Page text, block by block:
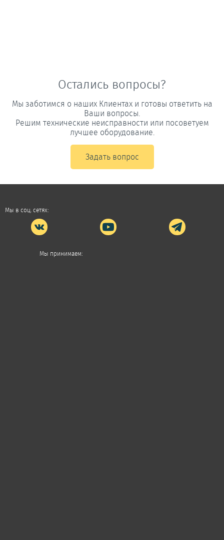
Остались вопросы?
Мы заботимся о наших Клиентах и готовы ответить на
Ваши вопросы.
Решим технические неисправности или посоветуем
лучшее оборудование.
Задать вопрос
Мы в соц. сетях:
Мы принимаем: